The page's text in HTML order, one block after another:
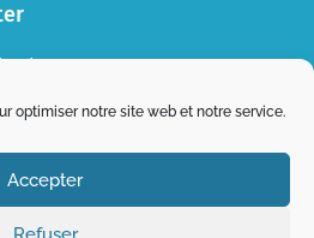
optimiser notre site web et notre service.
Accepter
nos